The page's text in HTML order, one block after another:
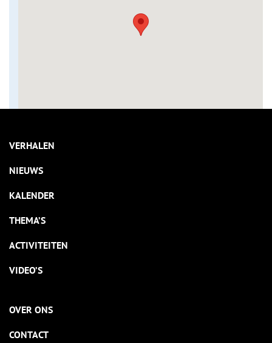
VERHALEN
NIEUWS
KALENDER
THEMA’S
ACTIVITEITEN
VIDEO’S
OVER ONS
CONTACT